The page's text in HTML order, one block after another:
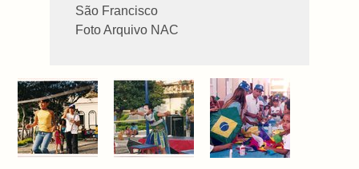
São Francisco
Foto Arquivo NAC